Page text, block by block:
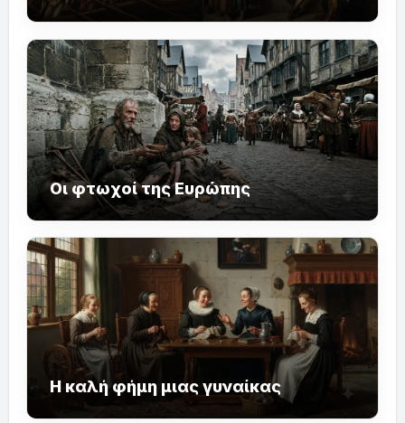
Οι φτωχοί της Ευρώπης
Η καλή φήμη μιας γυναίκας